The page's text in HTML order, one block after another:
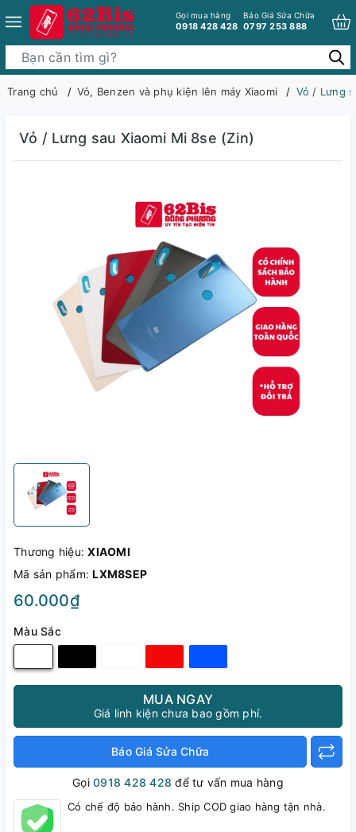
Gọi mua hàng
0918 428 428
Báo Giá Sửa Chữa
0797 253 888
Trang chủ Vỏ, Benzen và phụ kiện lên máy Xiaomi Vỏ / Lưng
Vỏ / Lưng sau Xiaomi Mi 8se (Zin)
Thương hiệu:XIAOMI
Mã sản phẩm:LXM8SEP
60.000₫
Màu Sắc
MUA NGAY
Giá linh kiện chưa bao gồm phí.
Báo Giá Sửa Chữa
Gọi0918 428 428 để tư vấn mua hàng
Có chế độ bảo hành. Ship COD giao hàng tận nhà.